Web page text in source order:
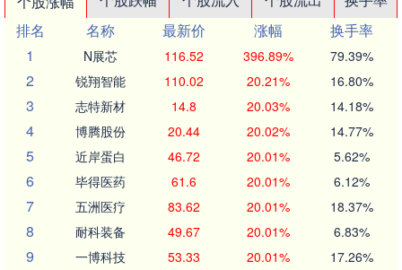
排名
名称 最新价 涨幅
换手率
1
N展芯 116.52 396.89% 79.39%
2 锐翔智能 110.02 20.21% 16.80%
3 志特新材 14.8 20.03% 14.18%
4 博腾股份 20.44 20.02% 14.77%
5 近岸蛋白 46.72 20.01% 5.62%
6 毕得医药 61.6 20.01% 6.12%
7 五洲医疗 83.62 20.01% 18.37%
8 耐科装备 49.67 20.01% 6.83%
9 一博科技 53.33 20.01% 17.26%